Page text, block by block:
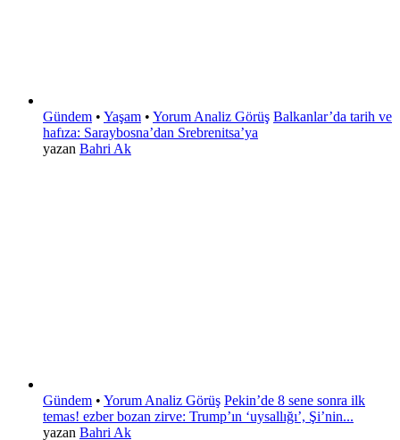
Gündem • Yaşam • Yorum Analiz Görüş Balkanlar’da tarih ve
hafıza: Saraybosna’dan Srebrenitsa’ya
yazan Bahri Ak
Gündem • Yorum Analiz Görüş Pekin’de 8 sene sonra ilk
temas! ezber bozan zirve: Trump’ın ‘uysallığı’, Şi’nin...
yazan Bahri Ak